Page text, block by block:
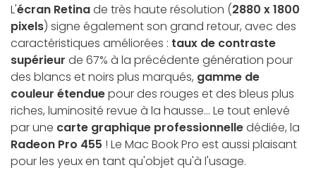
L'écran Retinade très haute résolution (2880 x 1800
pixels) signe également son grand retour, avec des
caractéristiques améliorées : taux de contraste
supérieur de 67% à la précédente génération pour
des blancs et noirs plus marqués, gamme de
couleur étenduepour des rouges et des bleus plus
riches, luminosité revue à la hausse... Le tout enlevé
par une carte graphique professionnelledédiée, la
Radeon Pro 455 ! Le Mac Book Pro est aussi plaisant
pour les yeux en tant qu'objet qu'à l'usage.